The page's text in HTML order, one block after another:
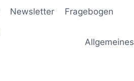
Newsletter Fragebogen
Allgemeines